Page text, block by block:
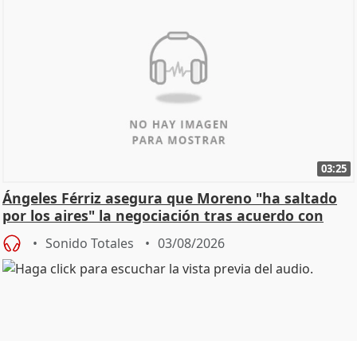
03:25
Ángeles Férriz asegura que Moreno "ha saltado
por los aires" la negociación tras acuerdo con
SMA
Sonido Totales 03/08/2026